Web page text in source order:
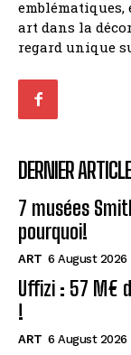
art dans la
regard unique
DERNIER
7 musées
pourquoi!
ART 6 August 2026
Uffizi : 57 M€
!
ART 6 August 2026